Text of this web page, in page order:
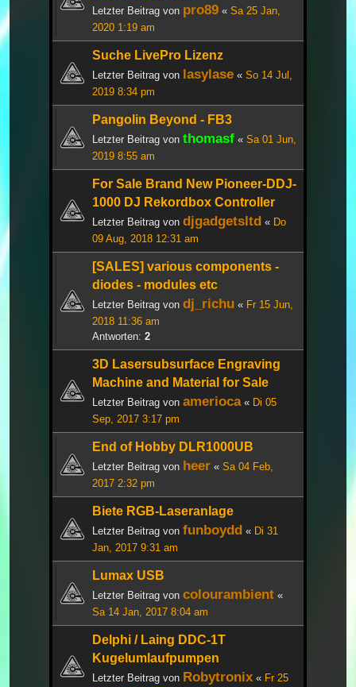
Letzter Beitrag von pro89 « Sa 25 Jan,
2020 1:19 am
Suche LivePro Lizenz
Letzter Beitrag von lasylase « So 14 Jul,
2019 8:34 pm
Pangolin Beyond - FB3
Letzter Beitrag von thomasf « Sa 01 Jun,
2019 8:55 am
For Sale Brand New Pioneer-DDJ-
1000 DJ Rekordbox Controller
Letzter Beitrag von djgadgetsltd « Do
09 Aug, 2018 12:31 am
[SALES] various components -
diodes - modules etc
Letzter Beitrag von dj_richu « Fr 15 Jun,
2018 11:36 am
Antworten: 2
3D Lasersubsurface Engraving
Machine and Material for Sale
Letzter Beitrag von amerioca« Di 05
Sep, 2017 3:17 pm
End of Hobby DLR1000UB
Letzter Beitrag von heer « Sa 04 Feb,
2017 2:32 pm
Biete RGB-Laseranlage
Letzter Beitrag von funboydd « Di 31
Jan, 2017 9:31 am
Lumax USB
Letzter Beitrag von colourambient «
Sa 14 Jan, 2017 8:04 am
Delphi / Laing DDC-1T
Kugelumlaufpumpen
Letzter Beitrag von Robytronix « Fr 25